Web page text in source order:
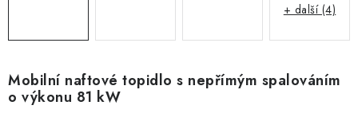
Mobilní naftové topidlo s nepřímým spalováním
o výkonu 81 kW
+ další (4)